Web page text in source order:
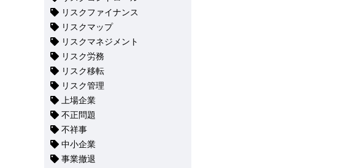
リスクファイナンス
リスクマップ
リスクマネジメント
リスク労務
リスク移転
リスク管理
上場企業
不正問題
不祥事
中小企業
事業撤退